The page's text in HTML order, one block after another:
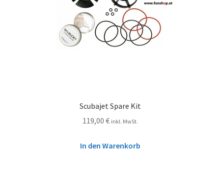
Scubajet Spare Kit
119,00 € inkl. MwSt.
In den Warenkorb